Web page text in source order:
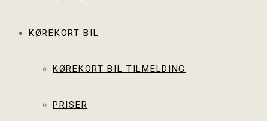
KØREKORT BIL
KØREKORT BIL TILMELDING
PRISER